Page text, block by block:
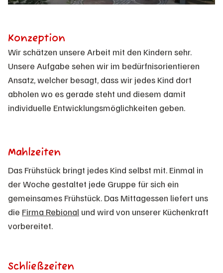
Konzeption
Wir schätzen unsere Arbeit mit den Kindern sehr.
Unsere Aufgabe sehen wir im bedürfnisorientieren
Ansatz, welcher besagt, dass wir jedes Kind dort
abholen wo es gerade steht und diesem damit
individuelle Entwicklungsmöglichkeiten geben.
Mahlzeiten
Das Frühstück bringt jedes Kind selbst mit. Einmal in
der Woche gestaltet jede Gruppe für sich ein
gemeinsames Frühstück. Das Mittagessen liefert uns
die Firma Rebional und wird von unserer Küchenkraft
vorbereitet.
Schließzeiten